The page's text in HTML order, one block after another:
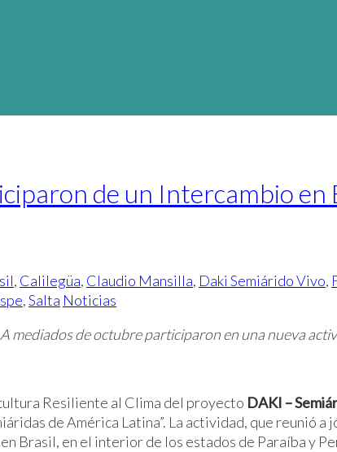
de un Intercambio en
, Calilegüa, Claudio Mansilla, Daki Semiárido Vivo,
,Salta Noticias
A mediados de octubre participaron en una nueva
Resiliente al Clima del proyecto DAKI –
de América Latina”. La actividad, que reunió
Brasil, en el interior de los estados de Paraíba y